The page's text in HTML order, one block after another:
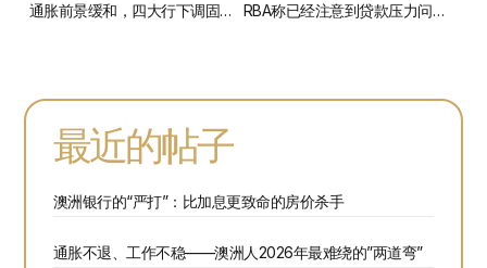
通胀前景缓和，四大行下调固定利率
RBA称已经注意到贷款压力问题，但表示没有系统性风险
最近的帖子
澳洲银行的“严打”：比加息更致命的房价杀手
通胀不退、工作不稳——澳洲人2026年最难绕的”两道弯”